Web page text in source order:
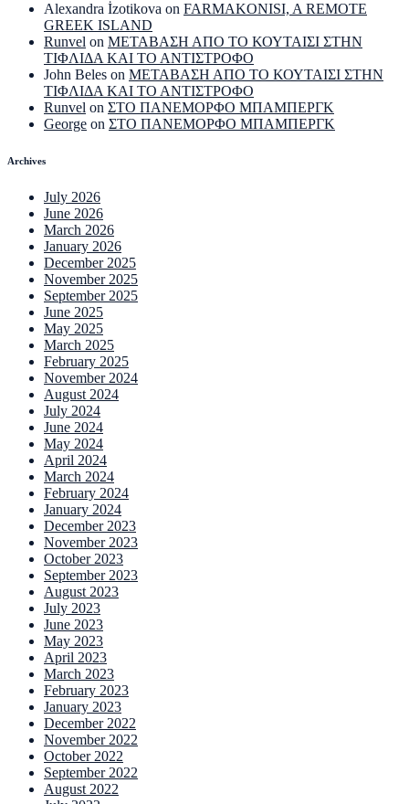
Alexandra İzotikova on FARMAKONISI, A REMOTE
GREEK ISLAND
Runvel on ΜΕΤΑΒΑΣΗ ΑΠΟ ΤΟ ΚΟΥΤΑΙΣΙ ΣΤΗΝ
ΤΙΦΛΙΔΑ ΚΑΙ ΤΟ ΑΝΤΙΣΤΡΟΦΟ
John Beles on ΜΕΤΑΒΑΣΗ ΑΠΟ ΤΟ ΚΟΥΤΑΙΣΙ ΣΤΗΝ
ΤΙΦΛΙΔΑ ΚΑΙ ΤΟ ΑΝΤΙΣΤΡΟΦΟ
Runvel on ΣΤΟ ΠΑΝΕΜΟΡΦΟ ΜΠΑΜΠΕΡΓΚ
George on ΣΤΟ ΠΑΝΕΜΟΡΦΟ ΜΠΑΜΠΕΡΓΚ
Archives
July 2026
June 2026
March 2026
January 2026
December 2025
November 2025
September 2025
June 2025
May 2025
March 2025
February 2025
November 2024
August 2024
July 2024
June 2024
May 2024
April 2024
March 2024
February 2024
January 2024
December 2023
November 2023
October 2023
September 2023
August 2023
July 2023
June 2023
May 2023
April 2023
March 2023
February 2023
January 2023
December 2022
November 2022
October 2022
September 2022
August 2022